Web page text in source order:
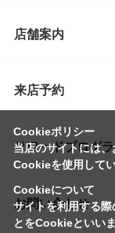
店舗案内
来店予約
リワードプログ
お問い合わせ
Cookieポリシー
当店のサイトには、
Cookieを使用して
Cookieについて
サイトを利用する
とをCookieといいま